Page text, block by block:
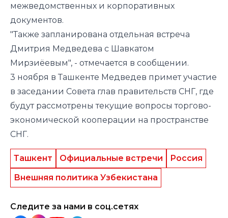
межведомственных и корпоративных
документов.
"Также запланирована отдельная встреча
Дмитрия Медведева с Шавкатом
Мирзиёевым", - отмечается в сообщении.
3 ноября в Ташкенте Медведев примет участие
в заседании Совета глав правительств СНГ, где
будут рассмотрены текущие вопросы торгово-
экономической кооперации на пространстве
СНГ.
Ташкент Официальные встречи
Россия
Внешняя политика Узбекистана
Следите за нами в соц.сетях